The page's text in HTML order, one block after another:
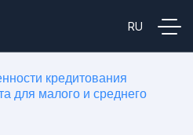
кредитования
для малого и среднего